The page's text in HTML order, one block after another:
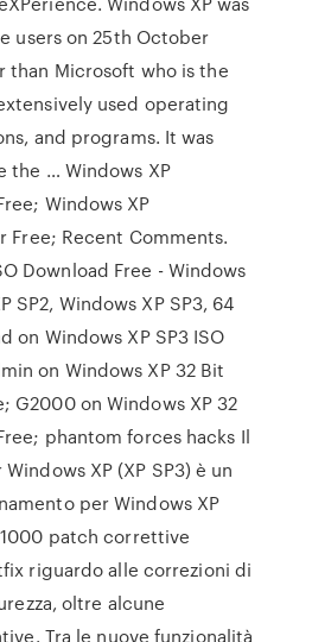
users on 25th October
than Microsoft who is the
used operating
and programs. It was
the … Windows XP
Windows XP
Free; Recent Comments.
Download Free - Windows
SP2, Windows XP SP3, 64
on Windows XP SP3 ISO
on Windows XP 32 Bit
G2000 on Windows XP 32
phantom forces hacks Il
XP (XP SP3) è un
per Windows XP
patch correttive
riguardo alle correzioni di
oltre alcune
Tra le nuove funzionalità